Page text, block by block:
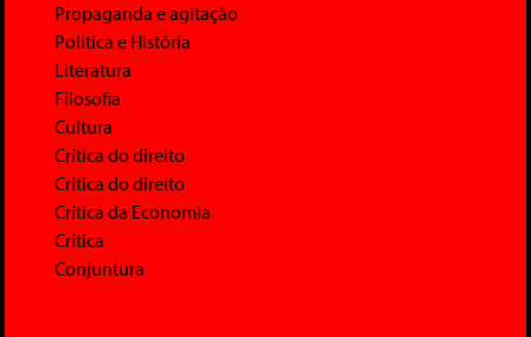
Propaganda e agitação
Política e História
Literatura
Filosofia
Cultura
Crítica do direito
Crítica do direito
Crítica da Economia
Crítica
Conjuntura